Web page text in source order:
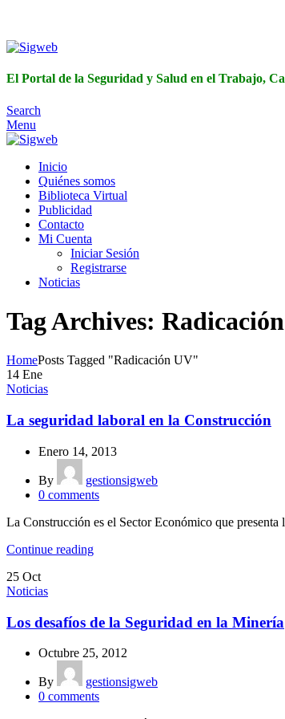
El Portal de la Seguridad y Salud en el Trabajo,
Search
Menu
Inicio
Quiénes somos
Biblioteca Virtual
Publicidad
Contacto
Mi Cuenta
Iniciar Sesión
Registrarse
Noticias
Tag Archives:
HomePosts Tagged "Radicación UV"
14 Ene
Noticias
La seguridad laboral en la Construcción
Enero 14, 2013
By
gestionsigweb
0 comments
La Construcción es el Sector Económico que presenta
Continue reading
25 Oct
Noticias
Los desafíos de la Seguridad en la Minería
Octubre 25, 2012
By
gestionsigweb
0 comments